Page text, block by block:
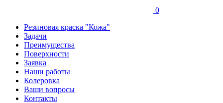
0
Резиновая краска "Кожа"
Задачи
Преимущества
Поверхности
Заявка
Наши работы
Колеровка
Ваши вопросы
Контакты